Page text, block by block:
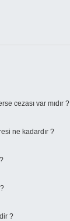
cezası var mıdır ?
ne kadardır ?
?